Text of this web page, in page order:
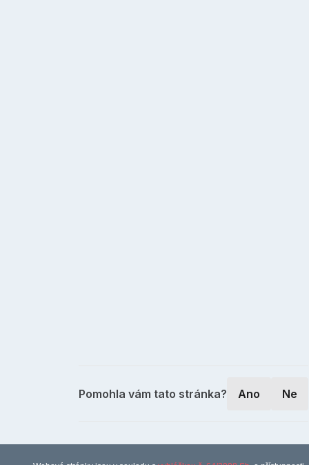
Pomohla vám tato stránka? Ano Ne